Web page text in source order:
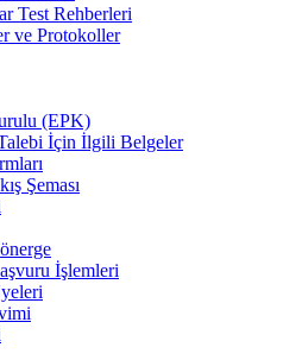
Test Rehberleri
ve Protokoller
(EPK)
İçin İlgili Belgeler
Şeması
İşlemleri